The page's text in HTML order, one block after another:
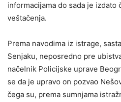
informacijama do sada je izdato
veštačenja.
Prema navodima iz istrage,
Senjaku, neposredno pre
načelnik Policijske uprave
se da je upravo on pozvao
čega su, prema sumnjama